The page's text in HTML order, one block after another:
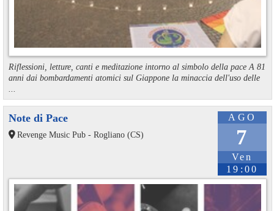
Riflessioni, letture, canti e meditazione intorno al simbolo della pace A 81
anni dai bombardamenti atomici sul Giappone la minaccia dell'uso delle
AGO
7
Ven
19:00
Note di Pace
Revenge Music Pub - Rogliano (CS)